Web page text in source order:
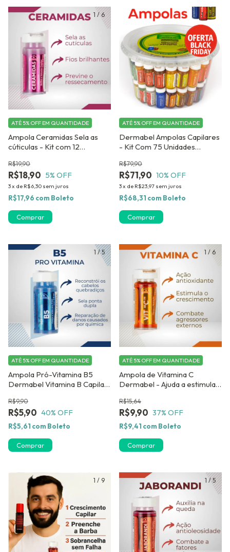
1 / 6
Ampola Ceramidas Sela as
cúticulas - Kit com 12
R$18,90
R$19,90
5% OFF
3x de R$6,30 sem juros
ATÉ 5% OFF EM QUANTIDADE
R$17,96 com Boleto
1 / 10
Dermabel Ampolas Capilares
- Kit Com 75 Unidades
DE BRINDE ! !
R$71,90
R$79,90
10% OFF
3x de R$23,97 sem juros
ATÉ 5% OFF EM QUANTIDADE
R$68,31 com Boleto
1 /5
Ampola Pró-Vitamina B5
Dermabel Vitamina B Capilar
e pontas duplas
R$5,90
R$9,90
40% OFF
ATÉ 5% OFF EM QUANTIDADE
R$5,61 com Boleto
Comprar
1 / 6
Ampola de Vitamina C
Dermabel - Ajuda a estimular
com 04 unidades
R$9,90
R$15,64
37% OFF
ATÉ 5% OFF EM QUANTIDADE
R$9,41 com Boleto
1 / 9 1 /5